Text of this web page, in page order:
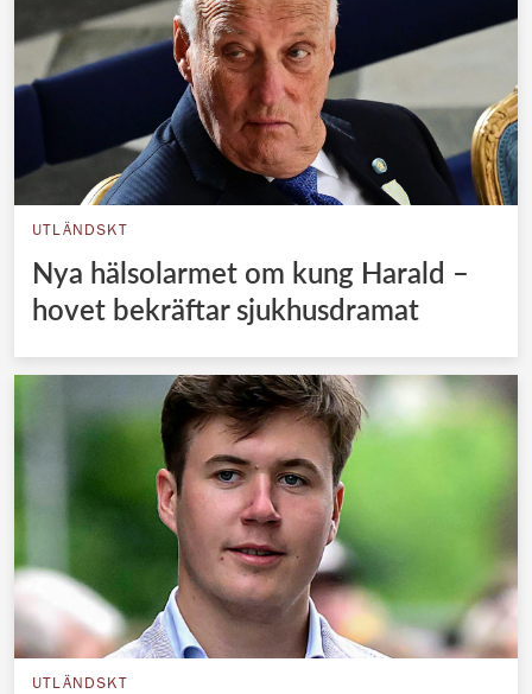
UTLÄNDSKT
Nya hälsolarmet om kung Harald –
hovet bekräftar sjukhusdramat
UTLÄNDSKT